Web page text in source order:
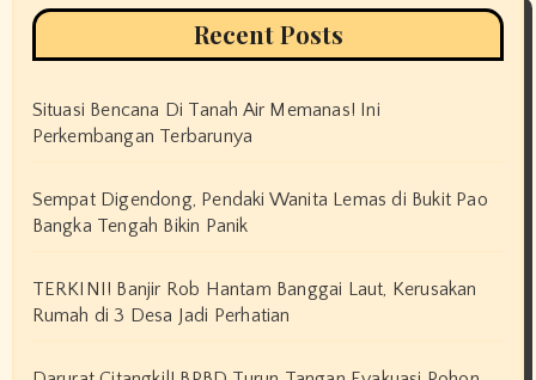
Recent Posts
Situasi Bencana Di Tanah Air Memanas! Ini
Perkembangan Terbarunya
Sempat Digendong, Pendaki Wanita Lemas di Bukit Pao
Bangka Tengah Bikin Panik
TERKINI! Banjir Rob Hantam Banggai Laut, Kerusakan
Rumah di 3 Desa Jadi Perhatian